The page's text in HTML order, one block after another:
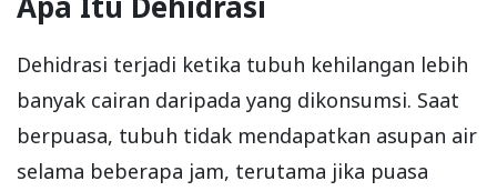
Dehidrasi terjadi ketika tubuh kehilangan lebih
banyak cairan daripada yang dikonsumsi. Saat
berpuasa, tubuh tidak mendapatkan asupan air
selama beberapa jam, terutama jika puasa